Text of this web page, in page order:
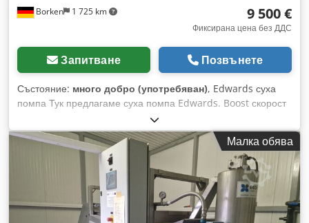
Borken 1 725 km 9 500 €
Фиксирана цена без ДДС
Запитване Позвънете
Състояние: много добро (употребяван), Edwards суха
помпа Тук предлагаме суха помпа Edwards. Boost скорост
m³/ч – 1800 Скорост на предварителната помпа m³/ч – 400
С интеркулер Връзка: 380-460V, 3-фазен, 50/60 Hz Тегло
(кг): 750 Cjdpfozfy N Hox Af Esrf Тип: iF30k NRC322000R
Състояние: употребявана (Промени и грешки в
техническите данни и посочената информация са
възможни!) На разположение сме за допълнителни
въпроси по телефона.
Малка обява